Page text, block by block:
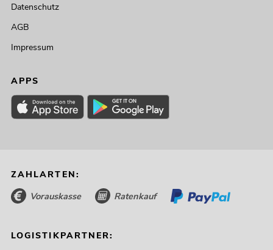
Datenschutz
AGB
Impressum
APPS
ZAHLARTEN:
Vorauskasse Ratenkauf
LOGISTIKPARTNER: